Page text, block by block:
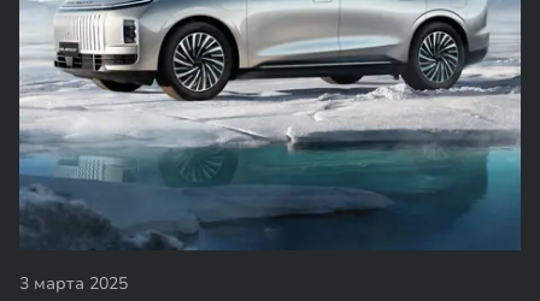
3 марта 2025